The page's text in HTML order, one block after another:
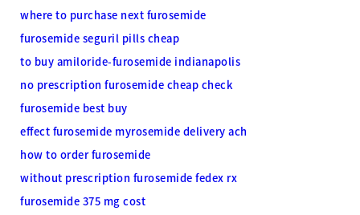
where to purchase next furosemide
furosemide seguril pills cheap
to buy amiloride-furosemide indianapolis
no prescription furosemide cheap check
furosemide best buy
effect furosemide myrosemide delivery ach
how to order furosemide
without prescription furosemide fedex rx
furosemide 375 mg cost